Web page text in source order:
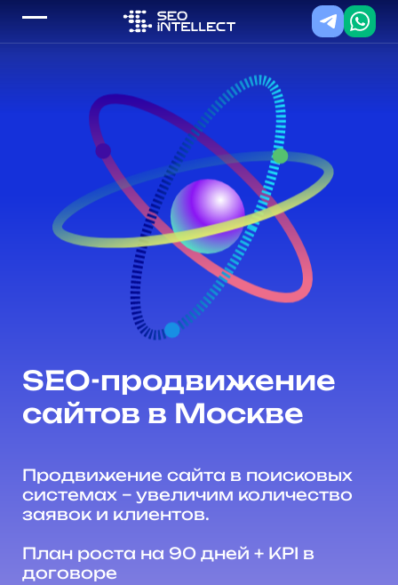
SEO-продвижение
сайтов в Москве
Продвижение сайта в поисковых
системах – увеличим количество
заявок и клиентов.
План роста на 90 дней + KPI в
договоре